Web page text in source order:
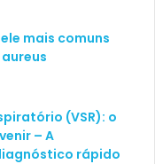
mais comuns
(VSR): o
– A
rápido